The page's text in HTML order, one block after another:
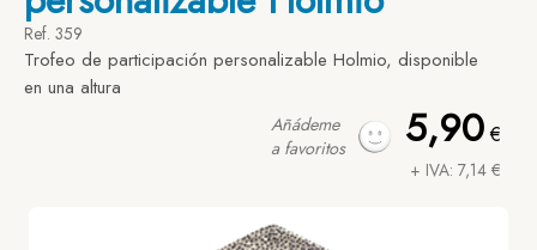
Ref. 359
Trofeo de participación personalizable Holmio, disponible
en una altura
5,90€
+ IVA: 7,14 €
Añádeme
a favoritos